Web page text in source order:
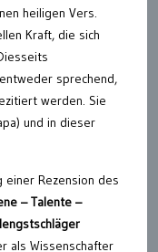
heiligen Vers.
Kraft, die sich
sprechend,
werden. Sie
und in dieser
einer Rezension des
– Talente –
als Wissenschafter